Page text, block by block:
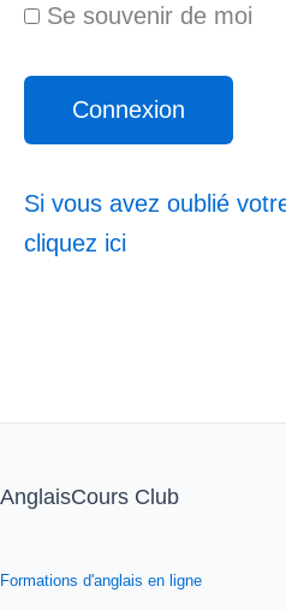
Se souvenir de moi
Si vous avez oublié
cliquez ici
AnglaisCours Club
Formations d'anglais en ligne